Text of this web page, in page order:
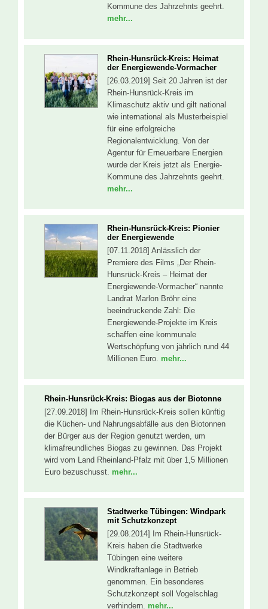
Kommune des Jahrzehnts geehrt.
mehr...
Rhein-Hunsrück-Kreis: Heimat
der Energiewende-Vormacher
[26.03.2019] Seit 20 Jahren ist der
Rhein-Hunsrück-Kreis im
Klimaschutz aktiv und gilt national
wie international als Musterbeispiel
für eine erfolgreiche
Regionalentwicklung. Von der
Agentur für Erneuerbare Energien
wurde der Kreis jetzt als Energie-
Kommune des Jahrzehnts geehrt.
mehr...
Rhein-Hunsrück-Kreis: Pionier
der Energiewende
[07.11.2018] Anlässlich der
Premiere des Films „Der Rhein-
Hunsrück-Kreis – Heimat der
Energiewende-Vormacher“ nannte
Landrat Marlon Bröhr eine
beeindruckende Zahl: Die
Energiewende-Projekte im Kreis
schaffen eine kommunale
Wertschöpfung von jährlich rund 44
Millionen Euro. mehr...
Rhein-Hunsrück-Kreis: Biogas aus der Biotonne
[27.09.2018] Im Rhein-Hunsrück-Kreis sollen künftig
die Küchen- und Nahrungsabfälle aus den Biotonnen
der Bürger aus der Region genutzt werden, um
klimafreundliches Biogas zu gewinnen. Das Projekt
wird vom Land Rheinland-Pfalz mit über 1,5 Millionen
Euro bezuschusst. mehr...
Stadtwerke Tübingen: Windpark
mit Schutzkonzept
[29.08.2014] Im Rhein-Hunsrück-
Kreis haben die Stadtwerke
Tübingen eine weitere
Windkraftanlage in Betrieb
genommen. Ein besonderes
Schutzkonzept soll Vogelschlag
verhindern. mehr...